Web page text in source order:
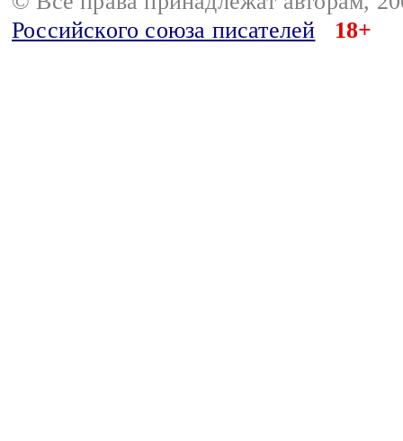
Российского союза писателей
18+